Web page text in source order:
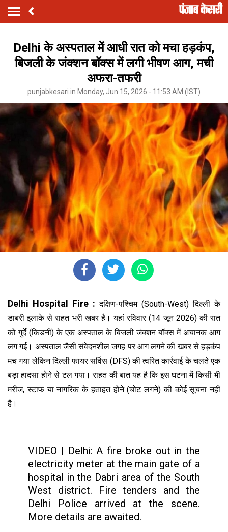
Delhi के अस्पताल में आधी रात को मचा हड़कंप,
बिजली के जंक्शन बॉक्स में लगी भीषण आग, मची
अफरा-तफरी
punjabkesari.in Monday, Jun 15, 2026 - 11:53 AM (IST)
Delhi Hospital Fire :दक्षिण-पश्चिम (South-West) दिल्ली के
डाबरी इलाके से राहत भरी खबर है। यहां रविवार (14 जून 2026) की रात
को गुर्दे (किडनी) के एक अस्पताल के बिजली जंक्शन बॉक्स में अचानक आग
लग गई। अस्पताल जैसी संवेदनशील जगह पर आग लगने की खबर से हड़कंप
मच गया लेकिन दिल्ली फायर सर्विस (DFS) की त्वरित कार्रवाई के चलते एक
बड़ा हादसा होने से टल गया। राहत की बात यह है कि इस घटना में किसी भी
मरीज, स्टाफ या नागरिक के हताहत होने (चोट लगने) की कोई सूचना नहीं
है।
VIDEO | Delhi: A fire broke out in the
electricity meter at the main gate of a
hospital in the Dabri area of ​​the South
West district. Fire tenders and the
Delhi Police arrived at the scene.
More details are awaited.